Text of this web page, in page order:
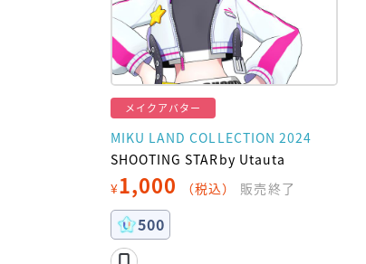
メイクアバター
MIKU LAND COLLECTION 2024
SHOOTING STARby Utauta
¥1,000 （税込） 販売終了
500